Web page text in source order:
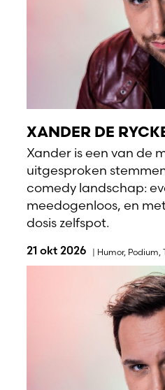
XANDER DE
Xander is een van de
uitgesproken
comedy landschap:
meedogenloos, en
dosis zelfspot.
21 okt 2026 | Humor, Podium